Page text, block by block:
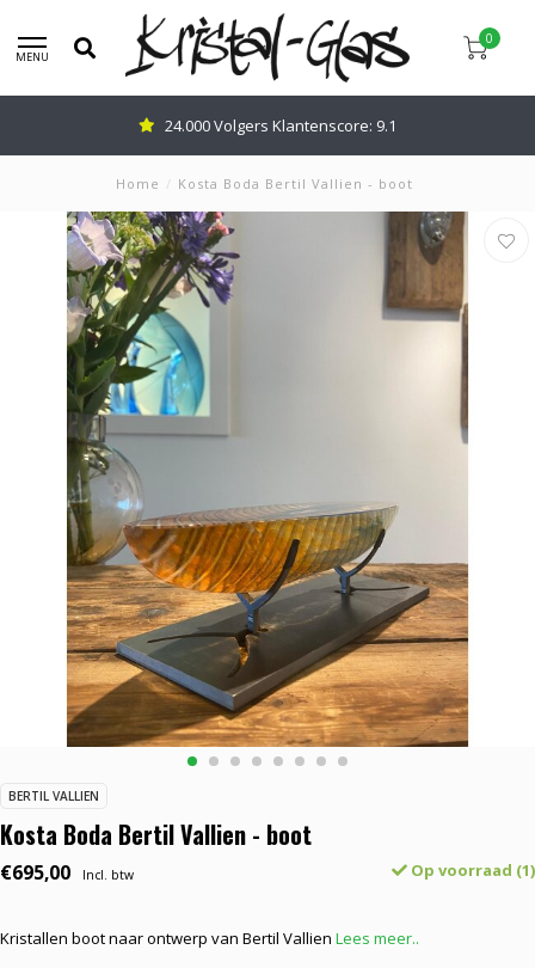
MENU
0
24.000 Volgers Klantenscore: 9.1
Home / Kosta Boda Bertil Vallien - boot
BERTIL VALLIEN
Kosta Boda Bertil Vallien - boot
€695,00 Incl. btw Op voorraad (1)
Kristallen boot naar ontwerp van Bertil Vallien Lees meer..